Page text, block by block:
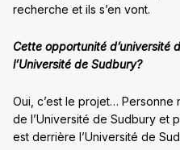
recherche et ils s’en vont.
Cette opportunité
l’Université de Sudbury?
Oui, c’est le projet… Personne
de l’Université de Sudbury et
est derrière l’Université de